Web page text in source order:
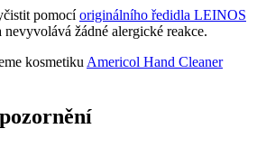
pomocíoriginálního ředidla LEINOS
nevyvolává žádné alergické reakce.
kosmetiku Americol Hand Cleaner